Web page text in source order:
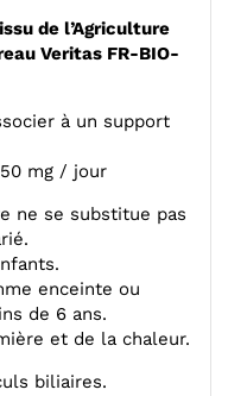
de l’Agriculture
Veritas FR-BIO-
à un support
mg / jour
ne se substitue pas
enceinte ou
de 6 ans.
et de la chaleur.
biliaires.